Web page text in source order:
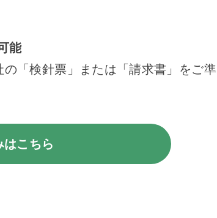
能
「検針票」または「請求書」をご準
はこちら